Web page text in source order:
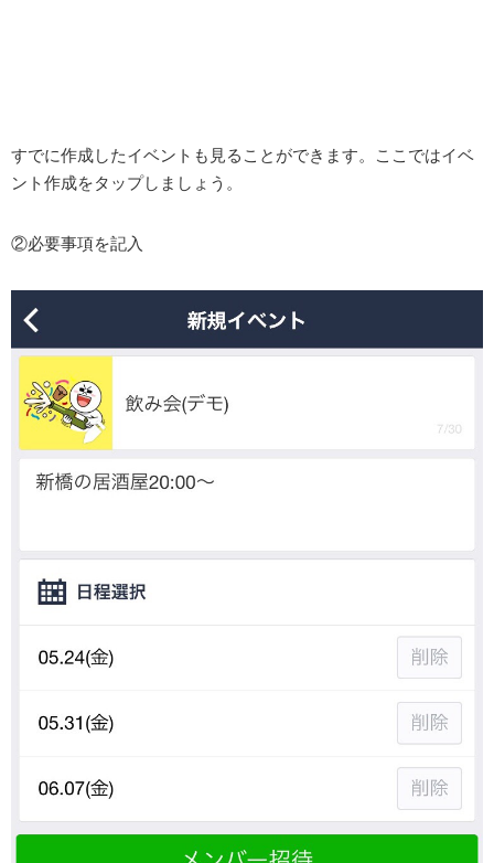
すでに作成したイベントも見ることができます。ここではイベ
ント作成をタップしましょう。
②必要事項を記入